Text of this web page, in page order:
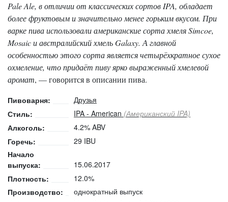
Pale Ale, в отличии от классических сортов IPA, обладает
более фруктовым и значительно менее горьким вкусом. При
варке пива использовали американские сорта хмеля Simcoe,
Mosaic и австралийский хмель Galaxy. А главной
особенностью этого сорта является четырёхкратное сухое
охмеление, что придаёт пиву ярко выраженный хмелевой
аромат, — говорится в описании пива.
Пивоварня:
Друзья
Стиль:
IPA - American (Американский IPA)
Алкоголь:
4.2% ABV
Горечь:
29 IBU
Начало
выпуска:
15.06.2017
Плотность:
12.0%
Производство:
однократный выпуск